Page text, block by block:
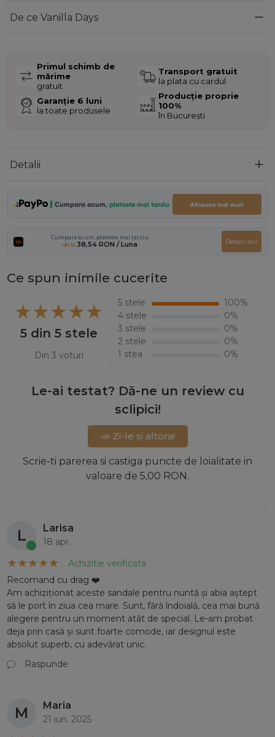
De ce Vanilla Days
Primul schimb de
mărime
gratuit
Transport gratuit
la plata cu cardul
Garanție 6 luni
la toate produsele
Producție proprie
100%
în București
Detalii
Cumpara acum, plateste mai tarziu Afiseaza mai mult
Cumpara acum, plateste mai tarziu
de la 38,54 RON / Luna Detalii aici
Ce spun inimile cucerite
5 din 5 stele
Din 3 voturi
5 stele
100%
4 stele
0%
3 stele
0%
2 stele
0%
1 stea
0%
Le-ai testat? Dă-ne un review cu
sclipici!
📣 Zi-le și altora!
Scrie-ti parerea si castiga puncte de loialitate in
valoare de 5,00 RON.
L Larisa
18 apr.
Achizitie verificata
Recomand cu drag ❤️
Am achiziționat aceste sandale pentru nuntă și abia aștept
să le port în ziua cea mare. Sunt, fără îndoială, cea mai bună
alegere pentru un moment atât de special. Le-am probat
deja prin casă și sunt foarte comode, iar designul este
absolut superb, cu adevărat unic.
Raspunde
M Maria
21 iun. 2025